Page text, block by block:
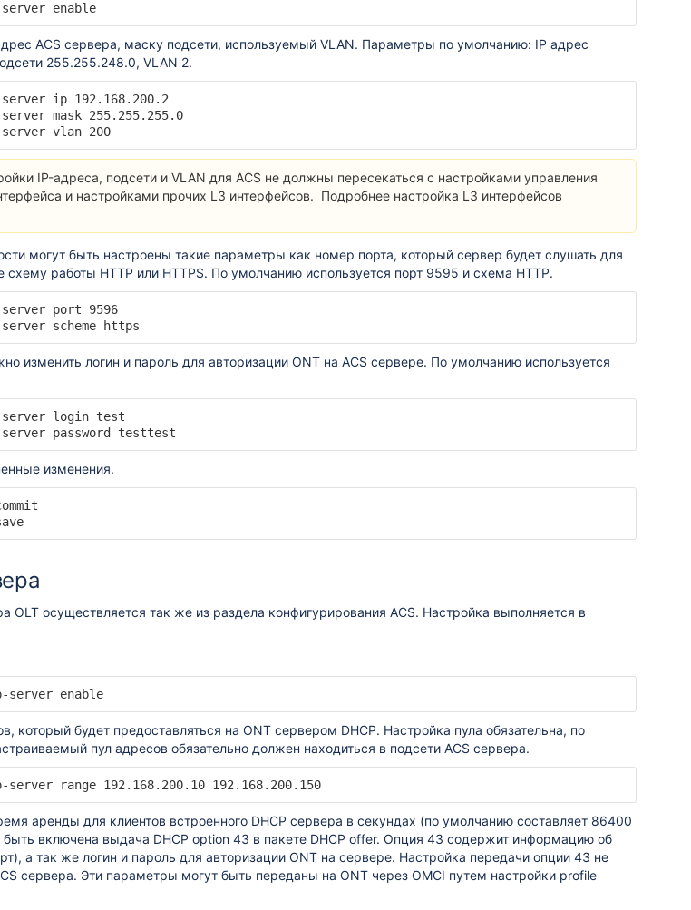
enable
ACS сервера, маску подсети, используемый VLAN. Параметры по умолчанию: IP адрес
255.255.248.0, VLAN 2.
ip 192.168.200.2
mask 255.255.255.0
vlan 200
IP-адреса, подсети и VLAN для ACS не должны пересекаться с настройками управления
и настройками прочих L3 интерфейсов. Подробнее настройка L3 интерфейсов
могут быть настроены такие параметры как номер порта, который сервер будет слушать для
работы HTTP или HTTPS. По умолчанию используется порт 9595 и схема HTTP.
port 9596
scheme https
изменить логин и пароль для авторизации ONT на ACS сервере. По умолчанию используется
server login test
password testtest
изменения.
OLT осуществляется так же из раздела конфигурирования ACS. Настройка выполняется в
server enable
который будет предоставляться на ONT сервером DHCP. Настройка пула обязательна, по
пул адресов обязательно должен находиться в подсети ACS сервера.
server range 192.168.200.10 192.168.200.150
аренды для клиентов встроенного DHCP сервера в секундах (по умолчанию составляет 86400
включена выдача DHCP option 43 в пакете DHCP offer. Опция 43 содержит информацию об
а так же логин и пароль для авторизации ONT на сервере. Настройка передачи опции 43 не
сервера. Эти параметры могут быть переданы на ONT через OMCI путем настройки profile